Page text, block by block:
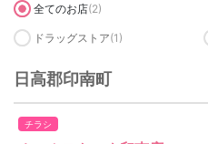
全てのお店(2)
ドラッグストア(1)
日高郡印南町
チラシ